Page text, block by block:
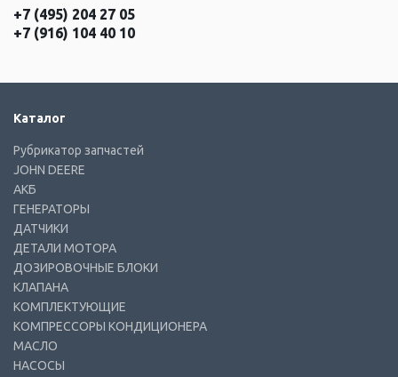
+7 (495) 204 27 05
+7 (916) 104 40 10
Каталог
Рубрикатор запчастей
JOHN DEERE
АКБ
ГЕНЕРАТОРЫ
ДАТЧИКИ
ДЕТАЛИ МОТОРА
ДОЗИРОВОЧНЫЕ БЛОКИ
КЛАПАНА
КОМПЛЕКТУЮЩИЕ
КОМПРЕССОРЫ КОНДИЦИОНЕРА
МАСЛО
НАСОСЫ